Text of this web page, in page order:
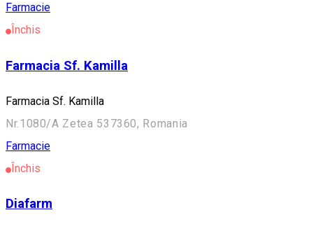
Farmacie
Închis
Farmacia Sf. Kamilla
Farmacia Sf. Kamilla
Nr.1080/A Zetea 537360, Romania
Farmacie
Închis
Diafarm